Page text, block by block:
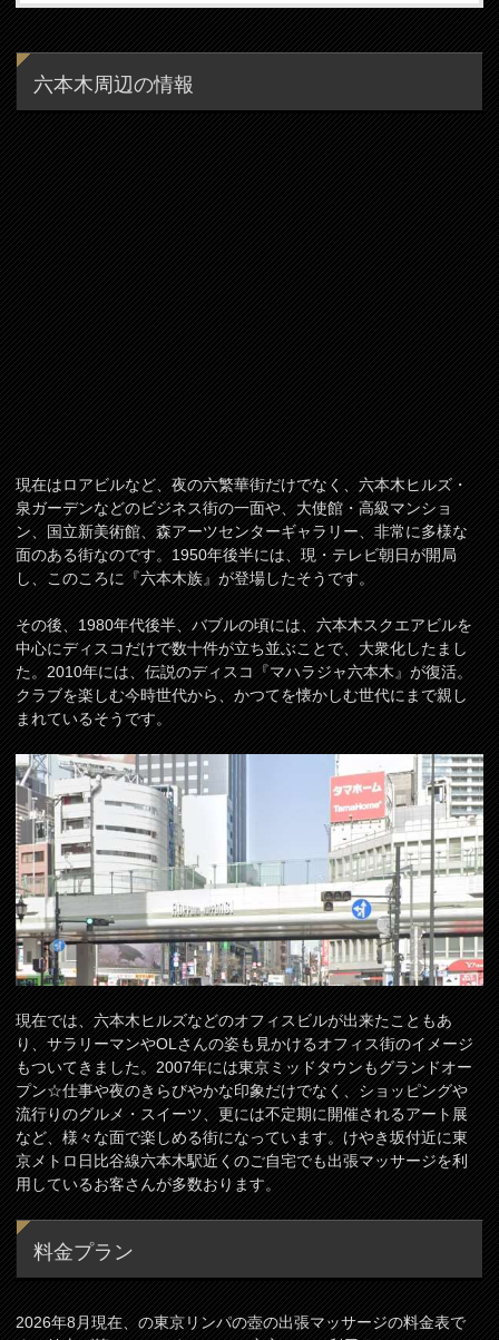
六本木周辺の情報
現在はロアビルなど、夜の六繁華街だけでなく、六本木ヒルズ・
泉ガーデンなどのビジネス街の一面や、大使館・高級マンショ
ン、国立新美術館、森アーツセンターギャラリー、非常に多様な
面のある街なのです。1950年後半には、現・テレビ朝日が開局
し、このころに『六本木族』が登場したそうです。
その後、1980年代後半、バブルの頃には、六本木スクエアビルを
中心にディスコだけで数十件が立ち並ぶことで、大衆化したまし
た。2010年には、伝説のディスコ『マハラジャ六本木』が復活。
クラブを楽しむ今時世代から、かつてを懐かしむ世代にまで親し
まれているそうです。
現在では、六本木ヒルズなどのオフィスビルが出来たこともあ
り、サラリーマンやOLさんの姿も見かけるオフィス街のイメージ
もついてきました。2007年には東京ミッドタウンもグランドオー
プン☆仕事や夜のきらびやかな印象だけでなく、ショッピングや
流行りのグルメ・スイーツ、更には不定期に開催されるアート展
など、様々な面で楽しめる街になっています。けやき坂付近に東
京メトロ日比谷線六本木駅近くのご自宅でも出張マッサージを利
用しているお客さんが多数おります。
料金プラン
2026年8月現在、の東京リンパの壺の出張マッサージの料金表で